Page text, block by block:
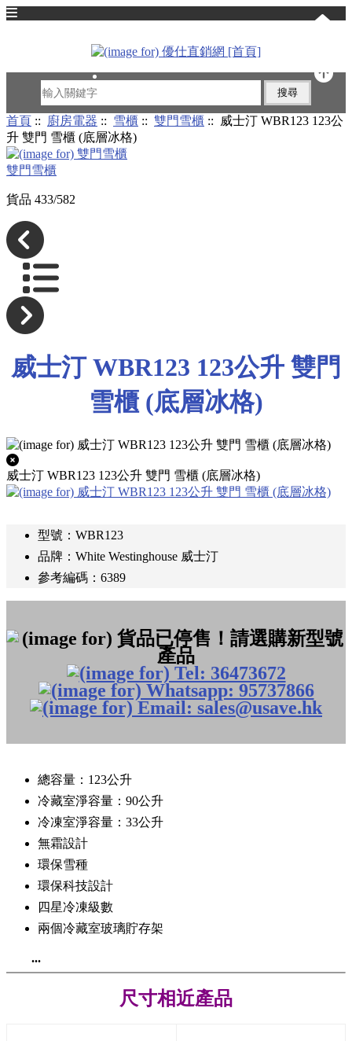
首頁 :: 廚房電器 :: 雪櫃 :: 雙門雪櫃 :: 威士汀 WBR123 123公
升 雙門 雪櫃 (底層冰格)
雙門雪櫃
貨品 433/582
威士汀 WBR123 123公升 雙門
雪櫃 (底層冰格)
威士汀 WBR123 123公升 雙門 雪櫃 (底層冰格)
型號：WBR123
品牌：White Westinghouse 威士汀
參考編碼：6389
總容量：123公升
冷藏室淨容量：90公升
冷凍室淨容量：33公升
無霜設計
環保雪種
環保科技設計
四星冷凍級數
兩個冷藏室玻璃貯存架
...
尺寸相近產品